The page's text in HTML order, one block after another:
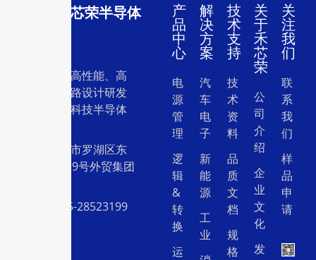
深圳市禾芯荣半导体
一家专注于高性能、高
质量集成电路设计研发
和销售的高科技半导体
地址：深圳市罗湖区东
门中兴路239号外贸集团
电话：0755-28523199
产
品
中
心
电
源
管
理
逻
辑
&
转
换
运
解
决
方
案
汽
车
电
子
新
能
源
工
业
技
术
支
持
技
术
资
料
品
质
文
档
规
格
关
于
禾
芯
荣
公
司
介
绍
企
业
文
化
发
关
注
我
们
联
系
我
们
样
品
申
请